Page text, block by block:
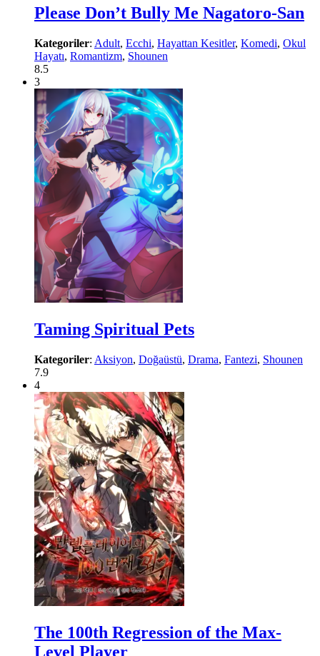
Please Don’t Bully Me Nagatoro-San
Kategoriler: Adult, Ecchi, Hayattan Kesitler, Komedi, Okul
Hayatı, Romantizm, Shounen
8.5
3
Taming Spiritual Pets
Kategoriler: Aksiyon, Doğaüstü, Drama, Fantezi, Shounen
7.9
4
The 100th Regression of the Max-
Level Player